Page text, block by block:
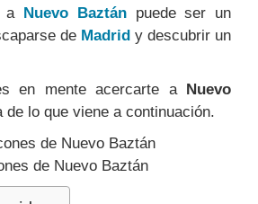
aNuevo Baztánpuede ser un
de Madrid y descubrir un
en mente acercarte a Nuevo
de lo que viene a continuación.
de Nuevo Baztán